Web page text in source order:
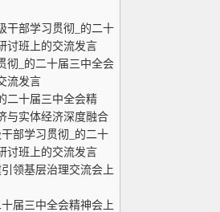
干部学习贯彻_的二十
讨班上的交流发言
彻_的二十届三中全会
流发言
二十届三中全会精
与实体经济深度融合
干部学习贯彻_的二十
讨班上的交流发言
领基层治理交流会上
届三中全会精神会上